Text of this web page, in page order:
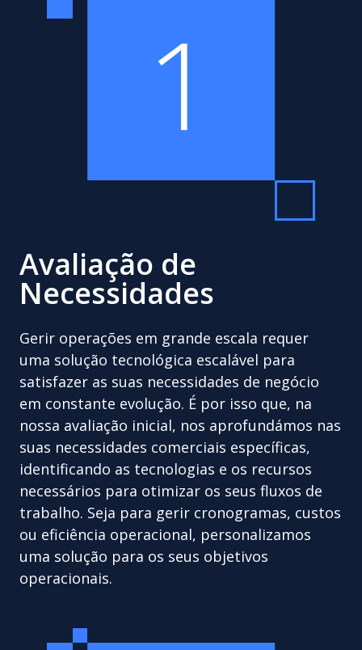
1
Avaliação de
Necessidades
Gerir operações em grande escala requer
uma solução tecnológica escalável para
satisfazer as suas necessidades de negócio
em constante evolução. É por isso que, na
nossa avaliação inicial, nos aprofundámos nas
suas necessidades comerciais específicas,
identificando as tecnologias e os recursos
necessários para otimizar os seus fluxos de
trabalho. Seja para gerir cronogramas, custos
ou eficiência operacional, personalizamos
uma solução para os seus objetivos
operacionais.